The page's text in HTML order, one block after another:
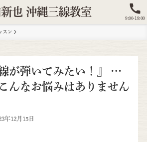
也 沖縄三線教室
9:00-19:00
スン
線が弾いてみたい！』 …
んなお悩みはありません
年12月15日